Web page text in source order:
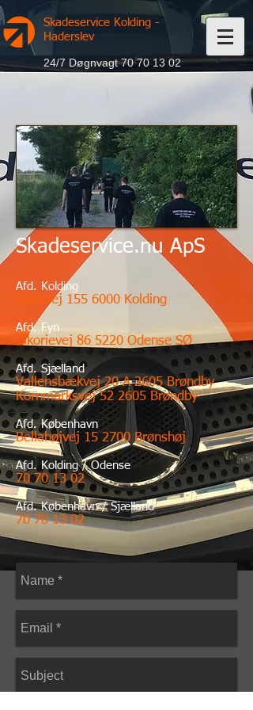
Skadeservice Kolding -
Haderslev
24/7 Døgnvagt70 70 13 02
Skadeservice.nu ApS
Afd. Kolding
Vejlevej 155 6000 Kolding
Afd. Fyn
Cikorievej 86 5220 Odense SØ
Afd. Sjælland
Vallensbækvej 20 A 2605 Brøndby
Kornmarksvej 52 2605 Brøndby
Afd. København
Bellahøjvej 15 2700 Brønshøj
Afd. Kolding / Odense
70 70 13 02
Afd. København / Sjælland
70 70 13 02